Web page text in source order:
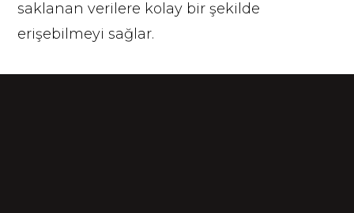
saklanan verilere kolay bir şekilde
erişebilmeyi sağlar.